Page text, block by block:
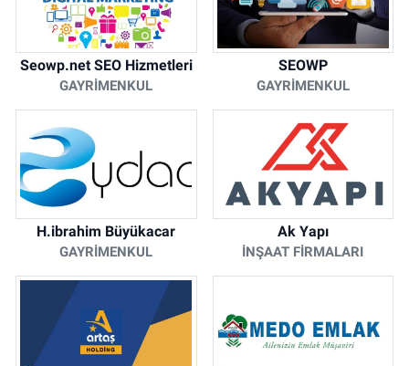
Seowp.net SEO Hizmetleri
GAYRIMENKUL
SEOWP
GAYRIMENKUL
H.ibrahim Büyükacar
GAYRIMENKUL
Ak Yapı
İNŞAAT FIRMALARI